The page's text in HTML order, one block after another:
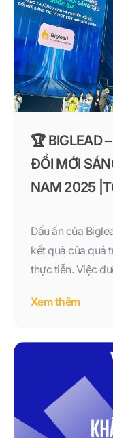
🏆 BIGLEAD
ĐỔI MỚI
NAM 2025
Dấu ấn của
kết quả của quá
thực tiễn. Việc
đổi mới sáng tạo,
phát triển bền
đổi mới sáng
Việt Nam 2025.
Xem thêm